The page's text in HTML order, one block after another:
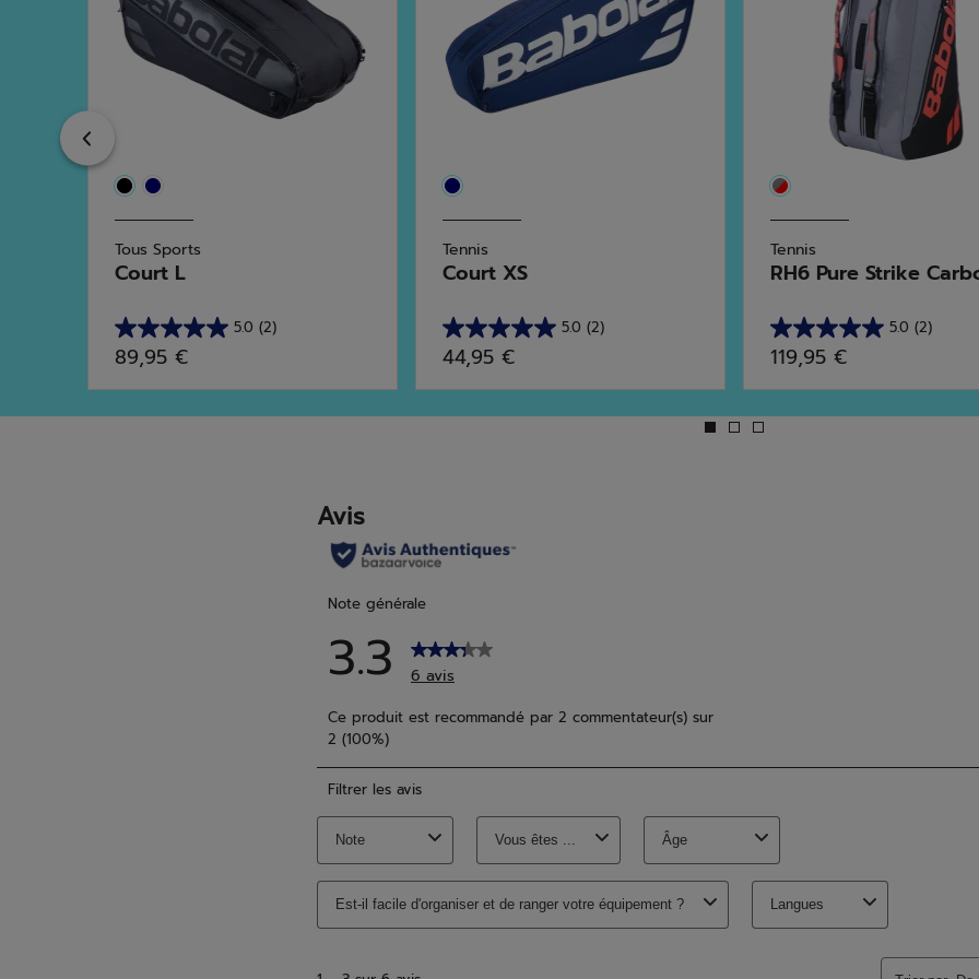
Tous Sports
Court L
5.0 (2)
5.0
sur
5
étoiles.
89,95 €
Tennis
Court XS
5.0 (2)
5.0
sur
5
étoiles.
44,95 €
Tennis
RH6 Pure Strike
5.0 (2)
5.0
sur
5
étoiles.
119,95 €